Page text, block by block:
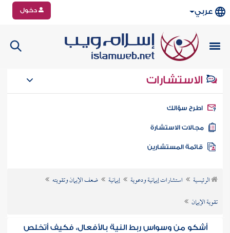
عربي دخول
الاستشارات
سؤالك
الاستشارة
الرئيسية استشارات إيمانية ودعوية إيمانية
ضعف الإيمان وتقويته
تقوية الإيمان
أشكو من وسواس ربط النية بالأفعال، فكيف أتخلص